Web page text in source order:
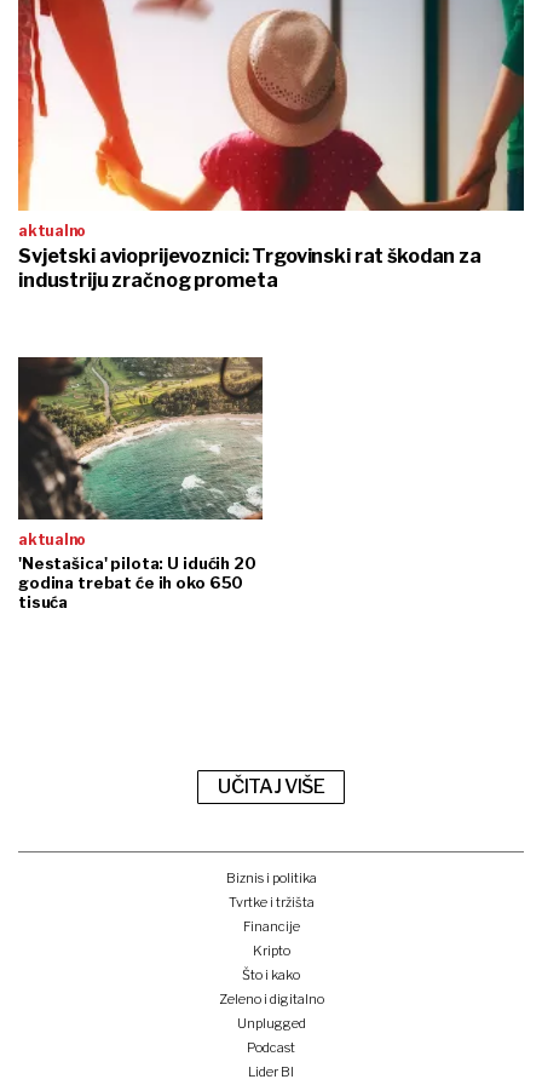
aktualno
Svjetski avioprijevoznici: Trgovinski rat škodan za
industriju zračnog prometa
aktualno
'Nestašica' pilota: U idućih 20
godina trebat će ih oko 650
tisuća
UČITAJ VIŠE
Biznis i politika
Tvrtke i tržišta
Financije
Kripto
Što i kako
Zeleno i digitalno
Unplugged
Podcast
Lider BI